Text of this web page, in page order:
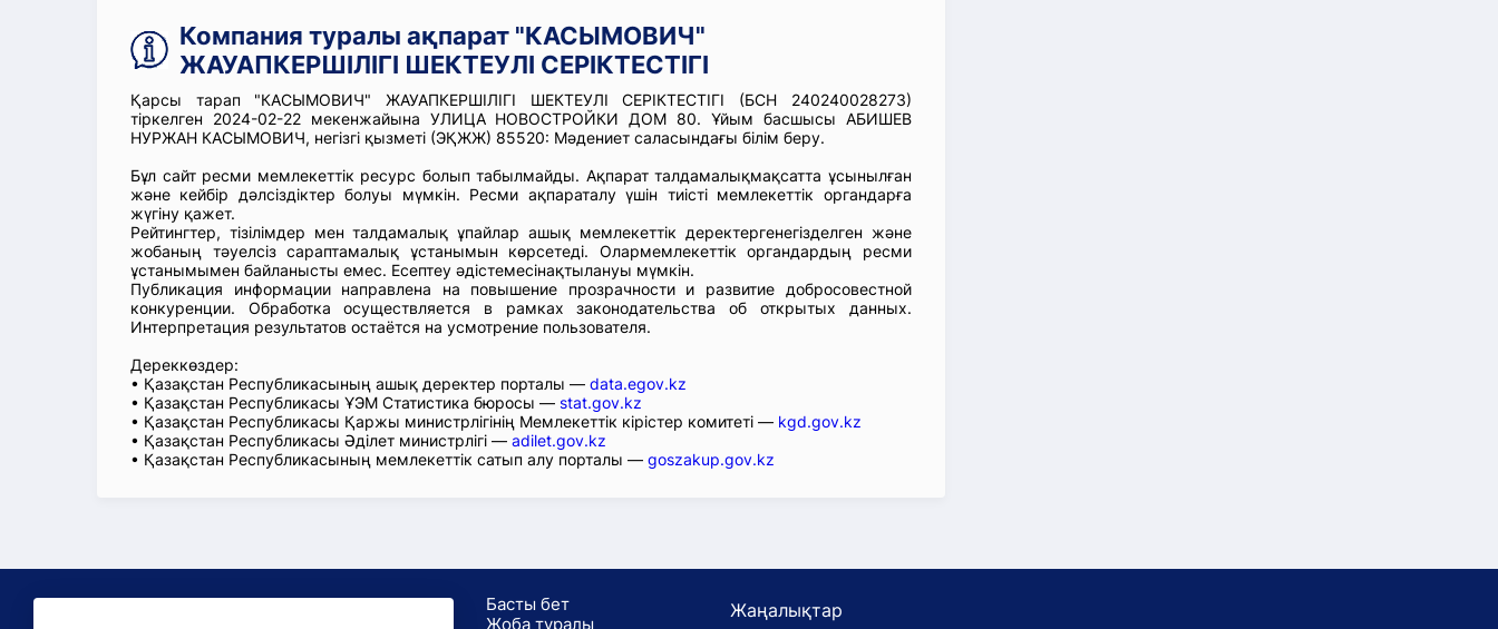
Компания туралы ақпарат "КАСЫМОВИЧ"
ЖАУАПКЕРШІЛІГІ ШЕКТЕУЛІ СЕРІКТЕСТІГІ
Қарсы тарап "КАСЫМОВИЧ" ЖАУАПКЕРШІЛІГІ ШЕКТЕУЛІ СЕРІКТЕСТІГІ (БСН 240240028273)
тіркелген 2024-02-22 мекенжайына УЛИЦА НОВОСТРОЙКИ ДОМ 80. Ұйым басшысы АБИШЕВ
НУРЖАН КАСЫМОВИЧ, негізгі қызметі (ЭҚЖЖ) 85520: Мәдениет саласындағы білім беру.
Бұл сайт ресми мемлекеттік ресурс болып табылмайды. Ақпарат талдамалықмақсатта ұсынылған
және кейбір дәлсіздіктер болуы мүмкін. Ресми ақпараталу үшін тиісті мемлекеттік органдарға
жүгіну қажет.
Рейтингтер, тізілімдер мен талдамалық ұпайлар ашық мемлекеттік деректергенегізделген және
жобаның тәуелсіз сараптамалық ұстанымын көрсетеді. Олармемлекеттік органдардың ресми
ұстанымымен байланысты емес. Есептеу әдістемесінақтылануы мүмкін.
Публикация информации направлена на повышение прозрачности и развитие добросовестной
конкуренции. Обработка осуществляется в рамках законодательства об открытых данных.
Интерпретация результатов остаётся на усмотрение пользователя.
Дереккөздер:
• Қазақстан Республикасының ашық деректер порталы — data.egov.kz
• Қазақстан Республикасы ҰЭМ Статистика бюросы — stat.gov.kz
• Қазақстан Республикасы Қаржы министрлігінің Мемлекеттік кірістер комитеті — kgd.gov.kz
• Қазақстан Республикасы Әділет министрлігі — adilet.gov.kz
• Қазақстан Республикасының мемлекеттік сатып алу порталы — goszakup.gov.kz
Басты бет
Жоба туралы
Жаңалықтар